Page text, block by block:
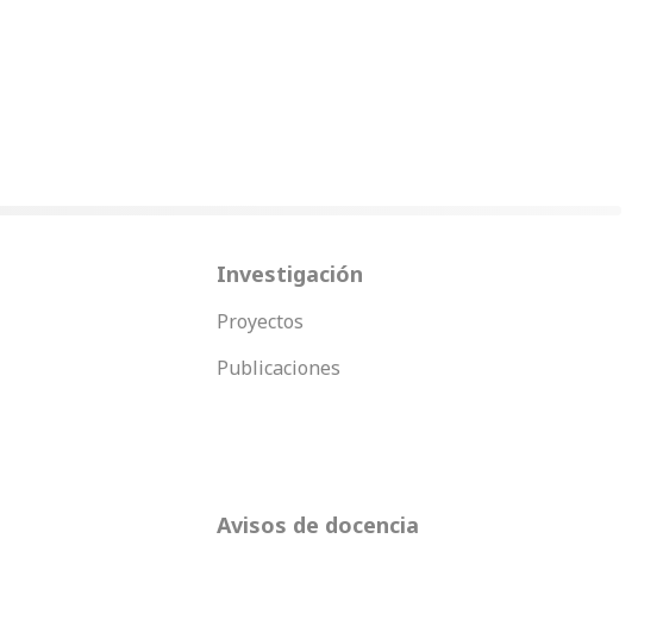
Investigación
Proyectos
Publicaciones
Avisos de docencia